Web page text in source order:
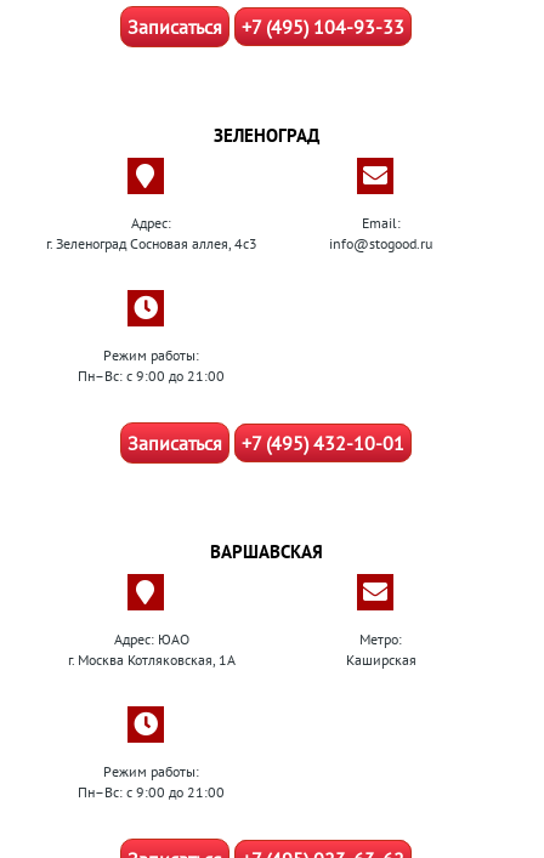
Записаться +7 (495) 104-93-33
ЗЕЛЕНОГРАД
Адрес:
г. Зеленоград Сосновая аллея, 4с3
Email:
info@stogood.ru
Режим работы:
Пн–Вс: с 9:00 до 21:00
Записаться +7 (495) 432-10-01
ВАРШАВСКАЯ
Адрес: ЮАО
г. Москва Котляковская, 1А
Метро:
Каширская
Режим работы:
Пн–Вс: с 9:00 до 21:00